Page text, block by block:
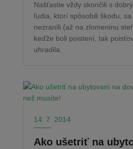
Našťastie vždy skončili s
ľudia, ktorí spôsobili škodu,
nezranili (až na zlomeninu
keďže boli poistení, tak
uhradila.
14. 7. 2014
Ako ušetriť na